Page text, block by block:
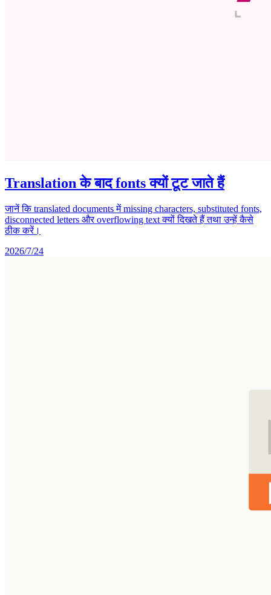
Translation के बाद fonts क्यों टूट जाते हैं
जानें कि translated documents में missing characters, substituted fonts,
disconnected letters और overflowing text क्यों दिखते हैं तथा उन्हें कैसे
ठीक करें।
2026/7/24